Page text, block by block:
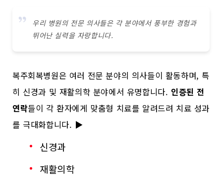
우리 병원의 전문 의사들은 각 분야에서 풍부한 경험과
뛰어난 실력을 자랑합니다.
복주회복병원은 여러 전문 분야의 의사들이 활동하며, 특
히 신경과 및 재활의학 분야에서 유명합니다. 인증된 전
연락들이 각 환자에게 맞춤형 치료를 알려드려 치료 성과
를 극대화합니다. ▶
신경과
재활의학